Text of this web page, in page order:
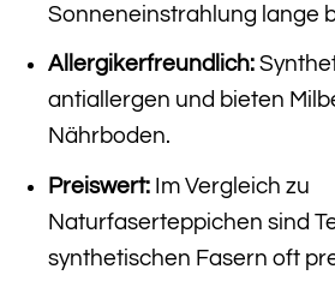
Sonneneinstrahlung lange
Allergikerfreundlich:
antiallergen und bieten
Nährboden.
Preiswert:Im Vergleich zu
Naturfaserteppichen sind
synthetischen Fasern oft